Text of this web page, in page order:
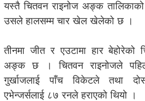
यस्तै चितवन राइनोज अङ्क
उसले हालसम्म चार खेल खेलेको छ ।
तीनमा जीत र एउटामा हार बेहोरेको
अङ्क छ । चितवन राइनोजले
गुर्खाजलाई पाँच विकेटले तथा
एभेन्जर्सलाई ८७ रनले हराएको थियो ।